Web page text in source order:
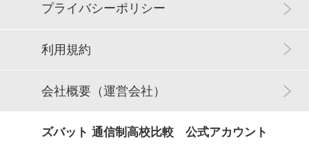
プライバシーポリシー
利用規約
会社概要（運営会社）
ズバット 通信制高校比較 公式アカウント